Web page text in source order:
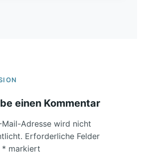
einen Kommentar
Mail-Adresse wird nicht
Erforderliche Felder
* markiert